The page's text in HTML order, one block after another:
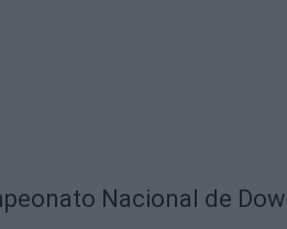
Nacional de